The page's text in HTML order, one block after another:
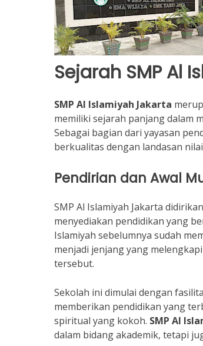
Sejarah SMP Al
SMP Al Islamiyah Jakarta
memiliki sejarah panjang dalam
Sebagai bagian dari yayasan
berkualitas dengan landasan
Pendirian dan Awal
SMP Al Islamiyah Jakarta
menyediakan pendidikan yang
Islamiyah sebelumnya sudah
menjadi jenjang yang
tersebut.
Sekolah ini dimulai dengan
memberikan pendidikan yang
spiritual yang kokoh. SMP Al
dalam bidang akademik, tetapi